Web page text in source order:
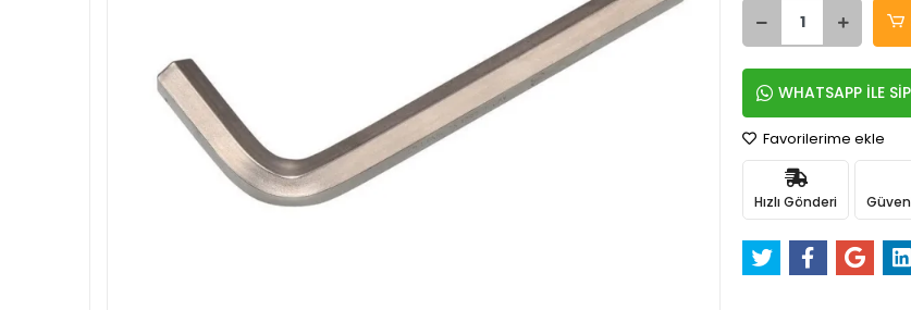
WHATSAPP İLE
Favorilerime ekle
Hızlı Gönderi